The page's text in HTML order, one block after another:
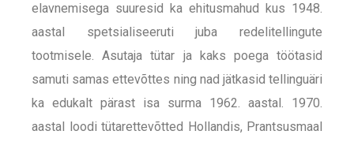
elavnemisega suuresid ka ehitusmahud kus 1948.
aastal spetsialiseeruti juba redelitellingute
tootmisele. Asutaja tütar ja kaks poega töötasid
samuti samas ettevõttes ning nad jätkasid tellinguäri
ka edukalt pärast isa surma 1962. aastal. 1970.
aastal loodi tütarettevõtted Hollandis, Prantsusmaal